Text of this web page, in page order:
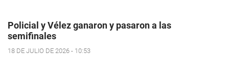
Policial y Vélez ganaron y pasaron a las
semifinales
18 DE JULIO DE 2026 - 10:53